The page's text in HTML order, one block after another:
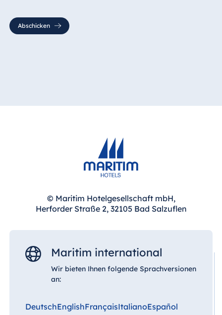
Abschicken
© Maritim Hotelgesellschaft mbH,
Herforder Straße 2, 32105 Bad Salzuflen
Maritim international
Wir bieten Ihnen folgende Sprachversionen
an:
DeutschEnglishFrançaisItalianoEspañol